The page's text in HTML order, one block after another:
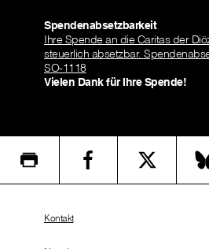
Spendenabsetzbarkeit
Ihre Spende an die Caritas der
steuerlich absetzbar.
SO-1118
Vielen Dank für Ihre Spende!
Kontakt